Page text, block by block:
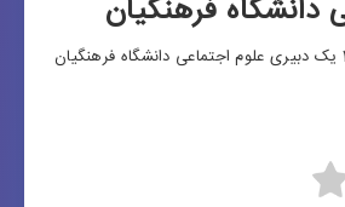
دانشگاه فرهنگیان